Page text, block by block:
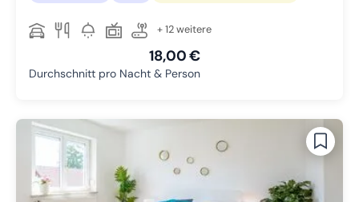
+ 12 weitere
18,00 €
Durchschnitt pro Nacht & Person